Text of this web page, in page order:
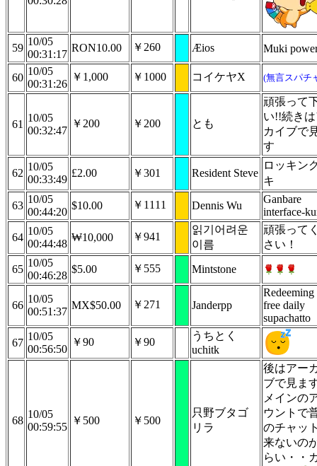
59
10/05
00:31:17
RON10.00 ￥260 Æios Muki
60
10/05
00:31:26
￥1,000 ￥1000 コイケヤX (無言スパチ
61
10/05
00:32:47
￥200 ￥200 とも
頑張って
い!!続き
カイブで
す
62
10/05
00:33:49
£2.00 ￥301 Resident Steve
ロッキン
キ
63
10/05
00:44:20
$10.00 ￥1111 Dennis Wu
Ganbare
interface-
64
10/05
00:44:48
₩10,000 ￥941
읽기어려운
이름
頑張って
さい！
65
10/05
00:46:28
$5.00 ￥555 Mintstone
66
10/05
00:51:37
MX$50.00 ￥271 Janderpp
Redeeming
free daily
supachatto
67
10/05
00:56:50
￥90 ￥90
うちとく
uchitk
68
10/05
00:59:55
￥500 ￥500
只野ブタゴ
リラ
後はアー
ブで見ま
メインの
ウントで
のチャッ
来ないの
らい・・